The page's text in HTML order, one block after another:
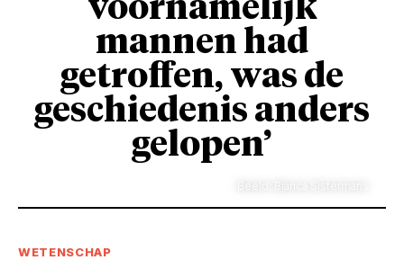
voornamelijk
mannen had
getroffen, was de
geschiedenis anders
gelopen’
WETENSCHAP